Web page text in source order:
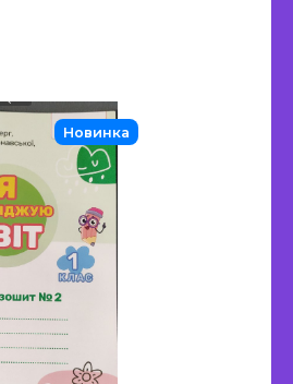
Новинка